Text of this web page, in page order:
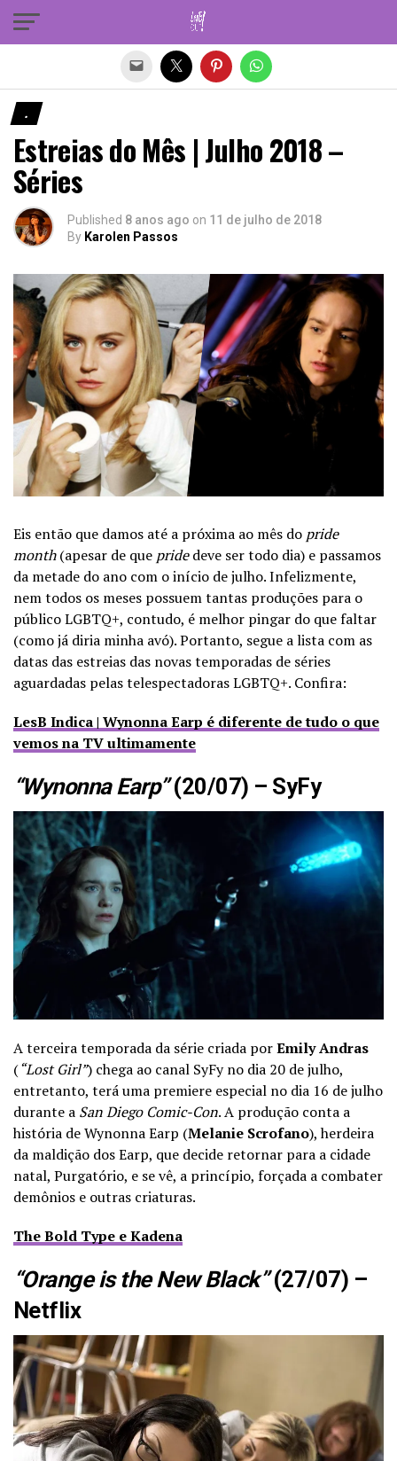
.
Estreias do Mês | Julho 2018 –
Séries
Published 8 anos ago on 11 de julho de 2018
By Karolen Passos
Eis então que damos até a próxima ao mês do pride
month(apesar de que pridedeve ser todo dia) e passamos
da metade do ano com o início de julho. Infelizmente,
nem todos os meses possuem tantas produções para o
público LGBTQ+, contudo, é melhor pingar do que faltar
(como já diria minha avó). Portanto, segue a lista com as
datas das estreias das novas temporadas de séries
aguardadas pelas telespectadoras LGBTQ+. Confira:
LesB Indica | Wynonna Earp é diferente de tudo o que
vemos na TV ultimamente
“Wynonna Earp”(20/07) – SyFy
A terceira temporada da série criada porEmily Andras
(“Lost Girl”) chega ao canal SyFy no dia 20 de julho,
entretanto, terá uma premiere especial no dia 16 de julho
durante a San Diego Comic-Con. A produção conta a
história de Wynonna Earp (Melanie Scrofano), herdeira
da maldição dos Earp, que decide retornar para a cidade
natal, Purgatório, e se vê, a princípio, forçada a combater
demônios e outras criaturas.
The Bold Type e Kadena
“Orange is the New Black”(27/07) –
Netflix
Sair da versão mobile